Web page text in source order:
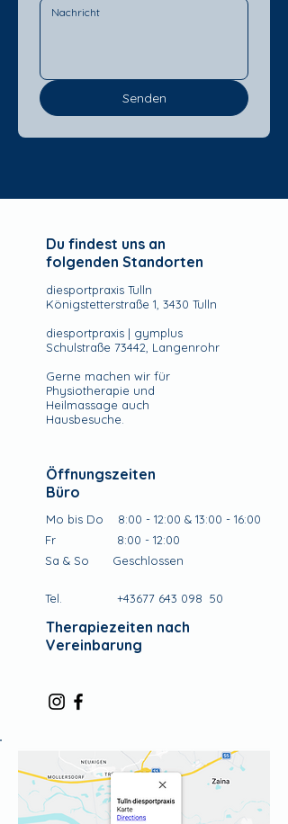
Senden
Du findest uns an
folgenden Standorten
diesportpraxis Tulln
Königstetterstraße 1, 3430 Tulln
diesportpraxis | gymplus
Schulstraße 73442, Langenrohr
Gerne machen wir für
Physiotherapie und
Heilmassage auch
Hausbesuche.
Öffnungszeiten
Büro
Mo bis Do
8:00 - 12:00 & 13:00 - 16:00
Fr
8:00 - 12:00
​Sa & So
Geschlossen
Tel. +43677 643 098 50
Therapiezeiten nach
Vereinbarung